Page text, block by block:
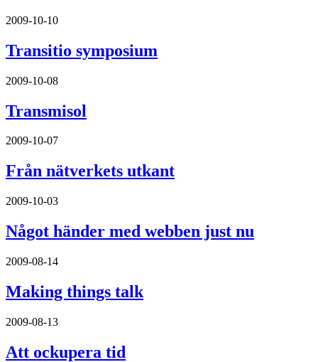
2009-10-10
Transitio symposium
2009-10-08
Transmisol
2009-10-07
Från nätverkets utkant
2009-10-03
Något händer med webben just nu
2009-08-14
Making things talk
2009-08-13
Att ockupera tid